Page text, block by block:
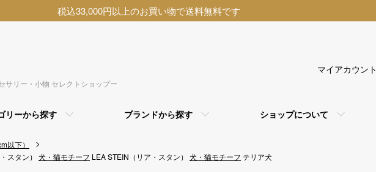
税込33,000円以上のお買い物で送料無料です
サリー・小物 セレクトショップー
リーから探す ブランドから探す ショップについて
マイアカウント
以下）
スタン） 犬・猫モチーフ LEA STEIN（リア・スタン） 犬・猫モチーフ テリア犬